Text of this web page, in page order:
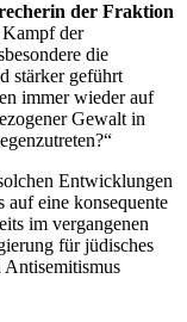
der Fraktion
der
die
stärker geführt
immer wieder auf
Gewalt in
Entwicklungen
auf eine konsequente
im vergangenen
für jüdisches